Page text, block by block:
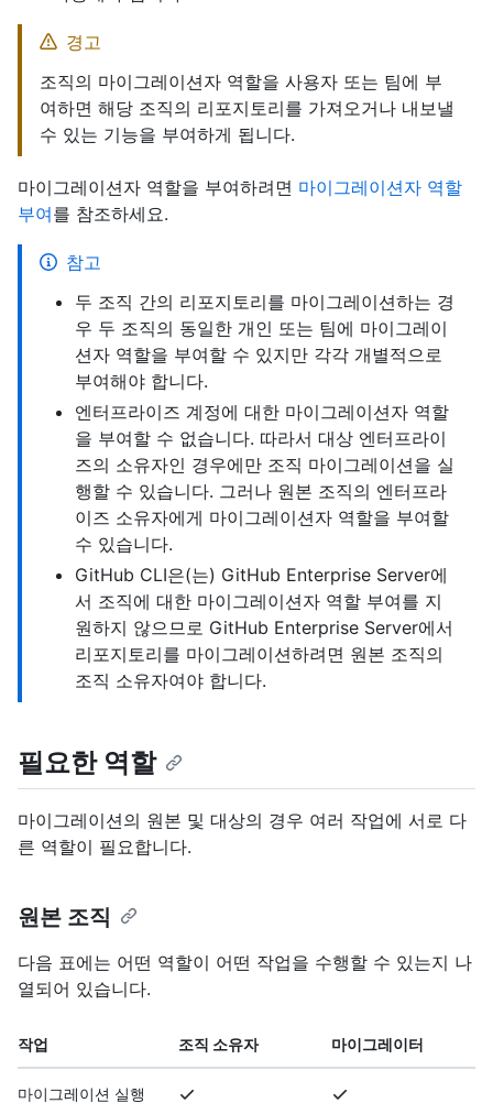
경고
조직의 마이그레이션자 역할을 사용자 또는 팀에 부
여하면 해당 조직의 리포지토리를 가져오거나 내보낼
수 있는 기능을 부여하게 됩니다.
마이그레이션자 역할을 부여하려면 마이그레이션자 역할
부여를 참조하세요.
참고
두 조직 간의 리포지토리를 마이그레이션하는 경
우 두 조직의 동일한 개인 또는 팀에 마이그레이
션자 역할을 부여할 수 있지만 각각 개별적으로
부여해야 합니다.
엔터프라이즈 계정에 대한 마이그레이션자 역할
을 부여할 수 없습니다. 따라서 대상 엔터프라이
즈의 소유자인 경우에만 조직 마이그레이션을 실
행할 수 있습니다. 그러나 원본 조직의 엔터프라
이즈 소유자에게 마이그레이션자 역할을 부여할
수 있습니다.
GitHub CLI은(는) GitHub Enterprise Server에
서 조직에 대한 마이그레이션자 역할 부여를 지
원하지 않으므로 GitHub Enterprise Server에서
리포지토리를 마이그레이션하려면 원본 조직의
조직 소유자여야 합니다.
필요한 역할
마이그레이션의 원본 및 대상의 경우 여러 작업에 서로 다
른 역할이 필요합니다.
원본 조직
다음 표에는 어떤 역할이 어떤 작업을 수행할 수 있는지 나
열되어 있습니다.
작업 조직 소유자 마이그레이터
마이그레이션 실행